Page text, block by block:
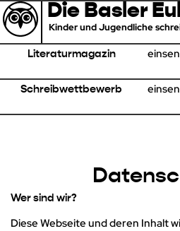
Die Basler
Kinder und Jugendliche
Literaturmagazin
Schreibwettbewerb
Wer sind wir?
Diese Webseite und deren Inhalt